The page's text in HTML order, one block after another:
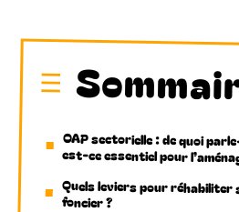
OAP sectorielle : de quoi
est-ce essentiel pour
Quels leviers pour réhabiliter
foncier ?